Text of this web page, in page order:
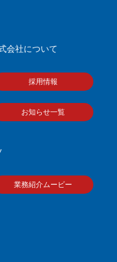
会社について
採用情報
お知らせ一覧
業務紹介ムービー